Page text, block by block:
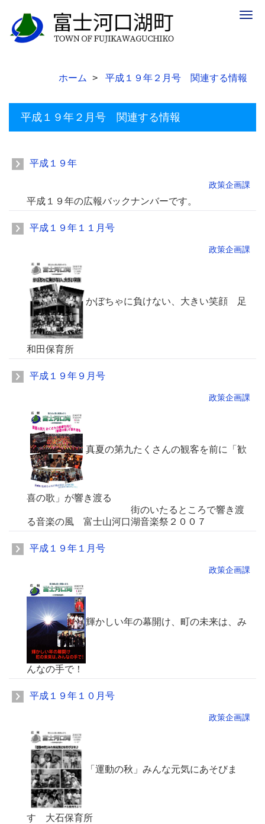
ホーム 平成１９年２月号 関連する情報
平成１９年２月号 関連する情報
平成１９年
政策企画課
平成１９年の広報バックナンバーです。
平成１９年１１月号
政策企画課
かぼちゃに負けない、大きい笑顔 足
和田保育所
平成１９年９月号
政策企画課
真夏の第九たくさんの観客を前に「歓
喜の歌」が響き渡る
街のいたるところで響き渡
る音楽の風 富士山河口湖音楽祭２００７
平成１９年１月号
政策企画課
輝かしい年の幕開け、町の未来は、み
んなの手で！
平成１９年１０月号
政策企画課
「運動の秋」みんな元気にあそびま
す 大石保育所